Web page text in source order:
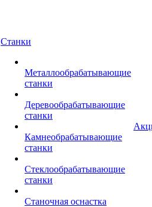
Станки
Металлообрабатывающие
станки
Деревообрабатывающие
станки
Камнеобрабатывающие
станки
Стеклообрабатывающие
станки
Станочная оснастка